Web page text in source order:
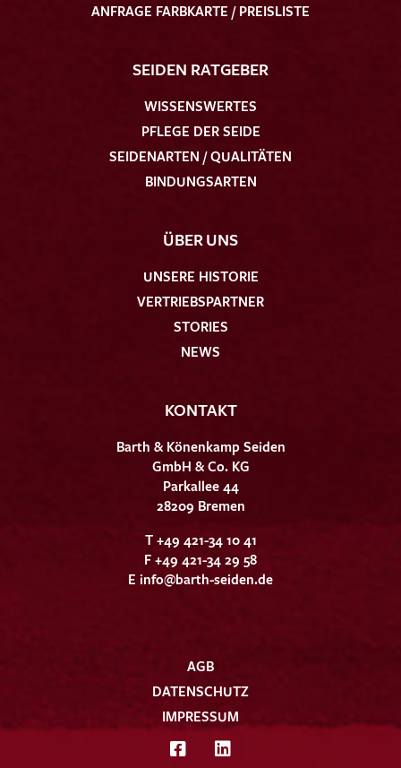
ANFRAGE FARBKARTE / PREISLISTE
SEIDEN RATGEBER
WISSENSWERTES
PFLEGE DER SEIDE
SEIDENARTEN / QUALITÄTEN
BINDUNGSARTEN
ÜBER UNS
UNSERE HISTORIE
VERTRIEBSPARTNER
STORIES
NEWS
KONTAKT
Barth & Könenkamp Seiden
GmbH & Co. KG
Parkallee 44
28209 Bremen
T +49 421-34 10 41
F +49 421-34 29 58
E info@barth-seiden.de
AGB
DATENSCHUTZ
IMPRESSUM